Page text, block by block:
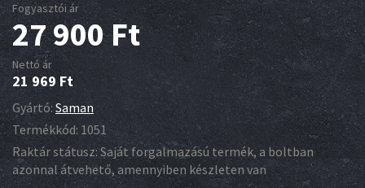
Fogyasztói ár
27 900Ft
Nettó ár
21 969 Ft
Gyártó: Saman
Termékkód: 1051
Raktár státusz:Saját forgalmazású termék, a boltban
azonnal átvehető, amennyiben készleten van